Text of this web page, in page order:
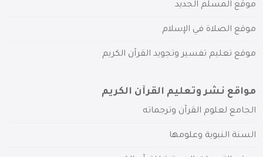
موقع المسلم الجديد
موقع الصلاة في الإسلام
موقع تعليم تفسير وتجويد القرآن الكريم
مواقع نشر وتعليم القرآن الكريم
الجامع لعلوم القرآن وترجماته
السنة النبوية وعلومها